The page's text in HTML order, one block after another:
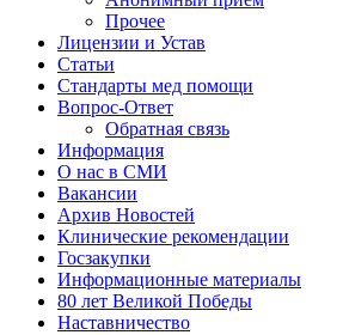
Прочее
Лицензии и Устав
Статьи
Стандарты мед помощи
Вопрос-Ответ
Обратная связь
Информация
О нас в СМИ
Вакансии
Архив Новостей
Клинические рекомендации
Госзакупки
Информационные материалы
80 лет Великой Победы
Наставничество